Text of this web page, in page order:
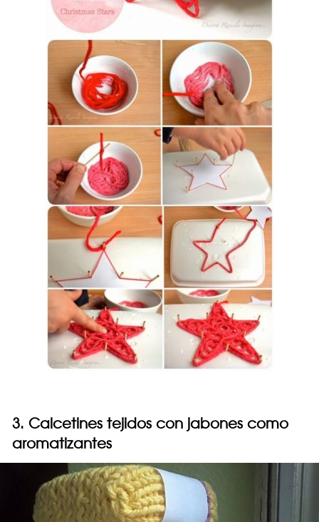
3. Calcetines tejidos con jabones como
aromatizantes